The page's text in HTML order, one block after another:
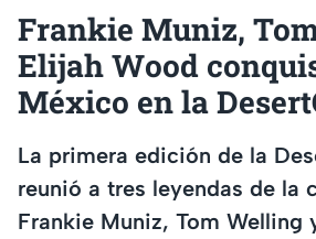
Frankie Muniz,
Elijah Wood
México en la
La primera edición de la
reunió a tres leyendas de la
Frankie Muniz, Tom Welling